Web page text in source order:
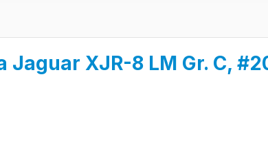
XJR-8 LM Gr. C,